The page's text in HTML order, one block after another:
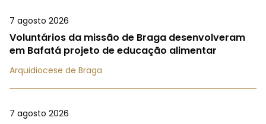
7 agosto 2026
Voluntários da missão de Braga desenvolveram
em Bafatá projeto de educação alimentar
Arquidiocese de Braga
7 agosto 2026